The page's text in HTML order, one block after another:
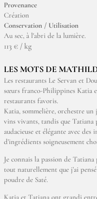
Provenance
Création
Conservation / Utilisation
Au sec, à l'abri de la lumière.
113 € / kg
LES MOTS DE
Les restaurants Le Servan et
sœurs franco-Philippines Katia
restaurants favoris.
Katia, sommelière, orchestre un
vins vivants, tandis que Tatiana
audacieuse et élégante avec
d’ingrédients soigneusement
Je connais la passion de
tout naturellement que j’ai
poudre de Saté.
Katia et Tatiana ont grandi